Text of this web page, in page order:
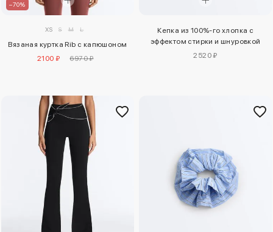
–70%
XS S M L
Вязаная куртка Rib с капюшоном
2100 ₽
6970 ₽
Кепка из 100%-го хлопка с
эффектом стирки и шнуровкой
2520 ₽